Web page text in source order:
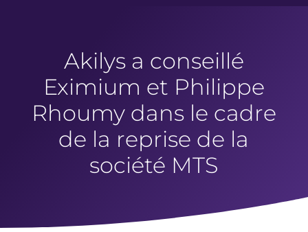
Akilys a conseillé
Eximium et Philippe
Rhoumy dans le cadre
de la reprise de la
société MTS